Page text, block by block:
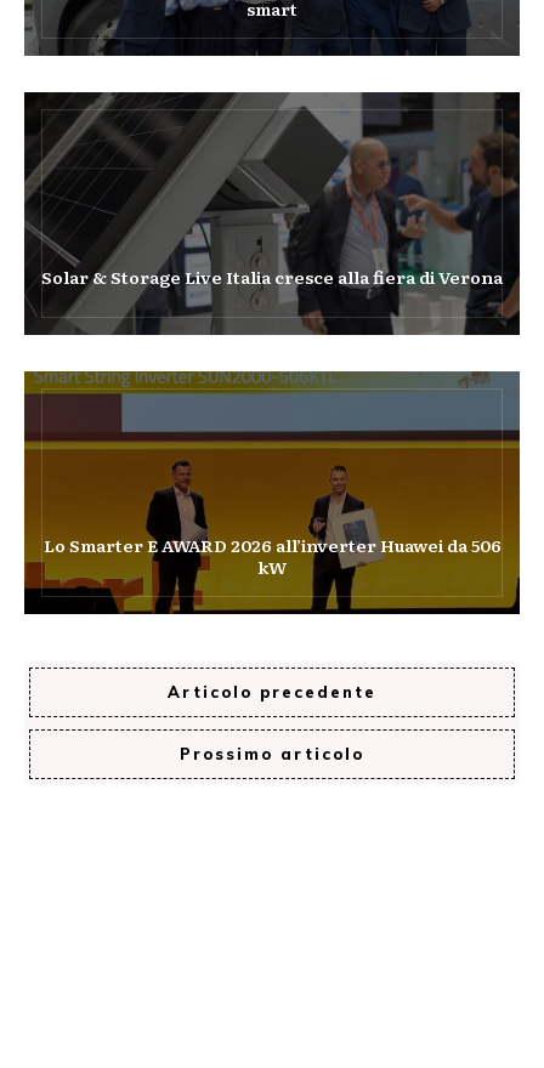
smart
Solar & Storage Live Italia cresce alla fiera di Verona
Lo Smarter E AWARD 2026 all’inverter Huawei da 506
kW
Articolo precedente
Prossimo articolo